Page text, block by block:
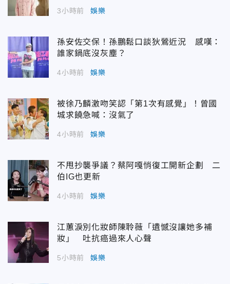
3小時前 娛樂
孫安佐交保！孫鵬鬆口談狄鶯近況 感嘆：
誰家鍋底沒灰塵？
4小時前 娛樂
被徐乃麟激吻笑認「第1次有感覺」！曾國
城求饒急喊：沒氣了
4小時前 娛樂
不甩抄襲爭議？蔡阿嘎悄復工開新企劃 二
伯IG也更新
4小時前 娛樂
江蕙淚別化妝師陳聆薇「遺憾沒讓她多補
妝」 吐抗癌過來人心聲
5小時前 娛樂